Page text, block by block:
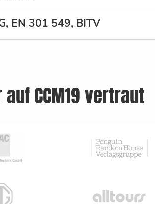
EN 301 549, BITV
auf CCM19 vertraut